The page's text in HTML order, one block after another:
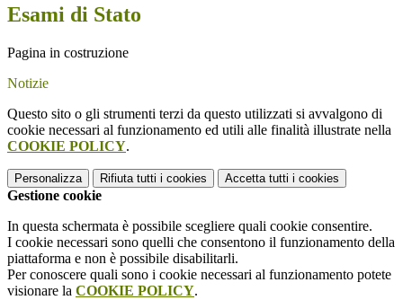
Esami di Stato
Pagina in costruzione
Notizie
Questo sito o gli strumenti terzi da questo utilizzati si avvalgono di
cookie necessari al funzionamento ed utili alle finalità illustrate nella
COOKIE POLICY.
Personalizza Rifiuta tutti i cookies Accetta tutti i cookies
Gestione cookie
In questa schermata è possibile scegliere quali cookie consentire.
I cookie necessari sono quelli che consentono il funzionamento della
piattaforma e non è possibile disabilitarli.
Per conoscere quali sono i cookie necessari al funzionamento potete
visionare la COOKIE POLICY.